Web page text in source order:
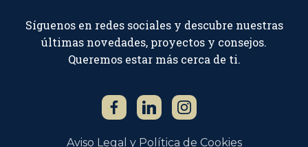
Síguenos en redes sociales y descubre nuestras
últimas novedades, proyectos y consejos.
Queremos estar más cerca de ti.
Aviso Legal y Política de Cookies